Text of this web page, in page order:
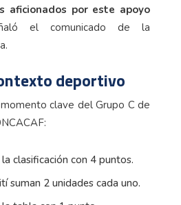
aficionados por este apoyo
el comunicado de la
deportivo
clave del Grupo C de
clasificación con 4 puntos.
suman 2 unidades cada uno.